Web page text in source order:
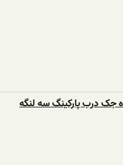
جک درب پارکینگ سه لنگه